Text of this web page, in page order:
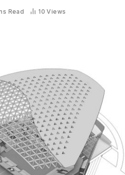
Read 10Views